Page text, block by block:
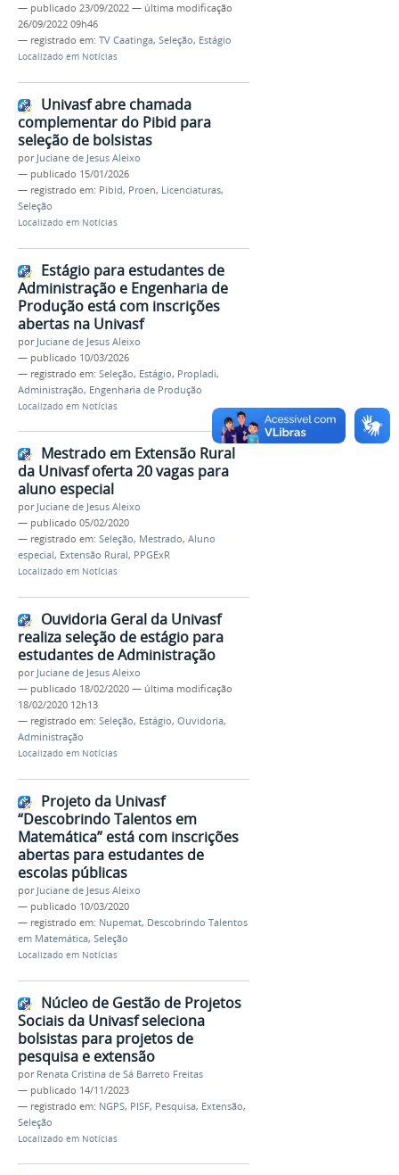
— publicado 23/09/2022 — última modificação
26/09/2022 09h46
— registrado em: TV Caatinga, Seleção, Estágio
Localizado em Notícias
Univasf abre chamada
complementar do Pibid para
seleção de bolsistas
por Juciane de Jesus Aleixo
— publicado 15/01/2026
— registrado em: Pibid, Proen, Licenciaturas,
Seleção
Localizado em Notícias
Estágio para estudantes de
Administração e Engenharia de
Produção está com inscrições
abertas na Univasf
por Juciane de Jesus Aleixo
— publicado 10/03/2026
— registrado em: Seleção, Estágio, Propladi,
Administração, Engenharia de Produção
Localizado em Notícias
Mestrado em Extensão Rural
da Univasf oferta 20 vagas para
aluno especial
por Juciane de Jesus Aleixo
— publicado 05/02/2020
— registrado em: Seleção, Mestrado, Aluno
especial, Extensão Rural, PPGExR
Localizado em Notícias
Ouvidoria Geral da Univasf
realiza seleção de estágio para
estudantes de Administração
por Juciane de Jesus Aleixo
— publicado 18/02/2020 — última modificação
18/02/2020 12h13
— registrado em: Seleção, Estágio, Ouvidoria,
Administração
Localizado em Notícias
Projeto da Univasf
“Descobrindo Talentos em
Matemática” está com inscrições
abertas para estudantes de
escolas públicas
por Juciane de Jesus Aleixo
— publicado 10/03/2020
— registrado em: Nupemat, Descobrindo Talentos
em Matemática, Seleção
Localizado em Notícias
Núcleo de Gestão de Projetos
Sociais da Univasf seleciona
bolsistas para projetos de
pesquisa e extensão
por Renata Cristina de Sá Barreto Freitas
— publicado 14/11/2023
— registrado em: NGPS, PISF, Pesquisa, Extensão,
Seleção
Localizado em Notícias